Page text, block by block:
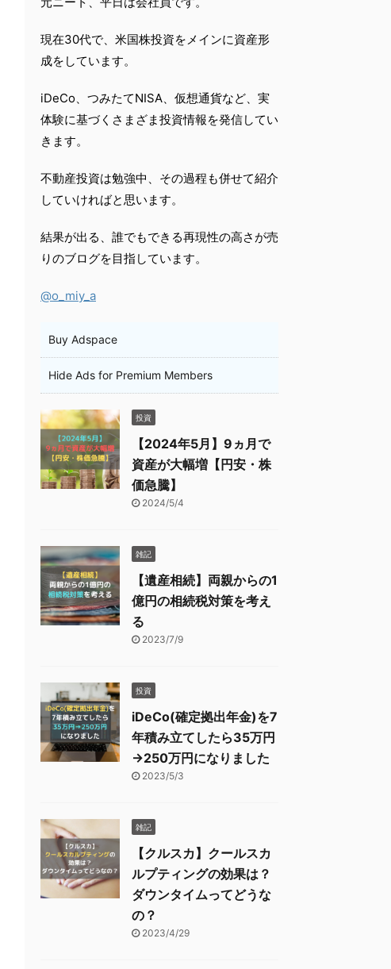
現在30代で、米国株投資をメインに資産形
成をしています。
iDeCo、つみたてNISA、仮想通貨など、実
体験に基づくさまざま投資情報を発信してい
きます。
不動産投資は勉強中、その過程も併せて紹介
していければと思います。
結果が出る、誰でもできる再現性の高さが売
りのブログを目指しています。
@o_miy_a
Buy Adspace
Hide Ads for Premium Members
投資
【2024年5月】9ヵ月で
資産が大幅増【円安・株
価急騰】
2024/5/4
雑記
【遺産相続】両親からの1
億円の相続税対策を考え
る
2023/7/9
投資
iDeCo(確定拠出年金)を7
年積み立てしたら35万円
→250万円になりました
2023/5/3
雑記
【クルスカ】クールスカ
ルプティングの効果は？
ダウンタイムってどうな
の？
2023/4/29